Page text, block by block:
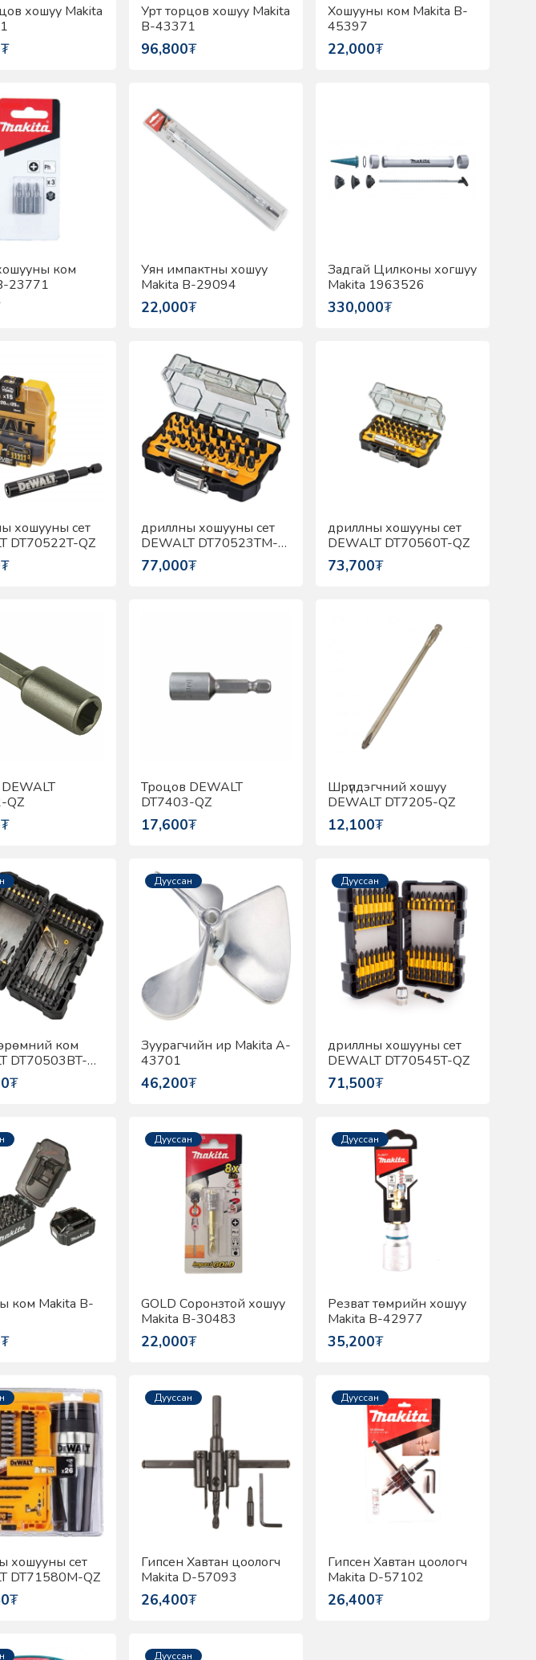
хошуу Makita
₮
Урт торцов хошуу Makita
B-43371
96,800₮
Хошууны ком Makita B-
45397
22,000₮
ком
23771
Уян импактны хошуу
Makita B-29094
22,000₮
Задгай Цилконы хогшуу
Makita 1963526
330,000₮
хошууны сет
DT70522T-QZ
₮
дриллны хошууны сет
DEWALT DT70523TM-
QZ
77,000₮
дриллны хошууны сет
DEWALT DT70560T-QZ
73,700₮
QZ
₮
Троцов DEWALT
DT7403-QZ
17,600₮
Шрүпдэгчний хошуу
DEWALT DT7205-QZ
12,100₮
ком
DT70503BT-
₮
Дууссан
Зуурагчийн ир Makita A-
43701
46,200₮
Дууссан
дриллны хошууны сет
DEWALT DT70545T-QZ
71,500₮
ком Makita B-
₮
Дууссан
GOLD Соронзтой хошуу
Makita B-30483
22,000₮
Дууссан
Резват төмрийн хошуу
Makita B-42977
35,200₮
хошууны сет
DT71580M-QZ
₮
Дууссан
Гипсен Хавтан цоологч
Makita D-57093
26,400₮
Дууссан
Гипсен Хавтан цоологч
Makita D-57102
26,400₮
Дууссан